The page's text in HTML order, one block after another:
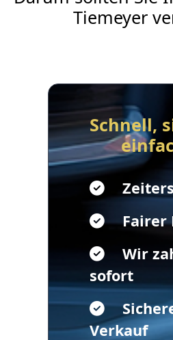
Tiemeyer
Schnell,
Fairer
Wir
sofort
Verkauf